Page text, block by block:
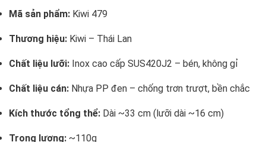
Mã sản phẩm: Kiwi 479
Thương hiệu: Kiwi – Thái Lan
Chất liệu lưỡi: Inox cao cấp SUS420J2 – bén, không gỉ
Chất liệu cán: Nhựa PP đen – chống trơn trượt, bền chắc
Kích thước tổng thể: Dài ~33 cm (lưỡi dài ~16 cm)
Trọng lượng: ~110g